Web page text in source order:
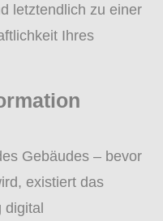
letztendlich zu einer
Ihres
Gebäudes – bevor
existiert das
digital